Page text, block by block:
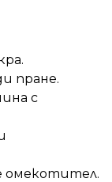
пране.
с
омекотител.